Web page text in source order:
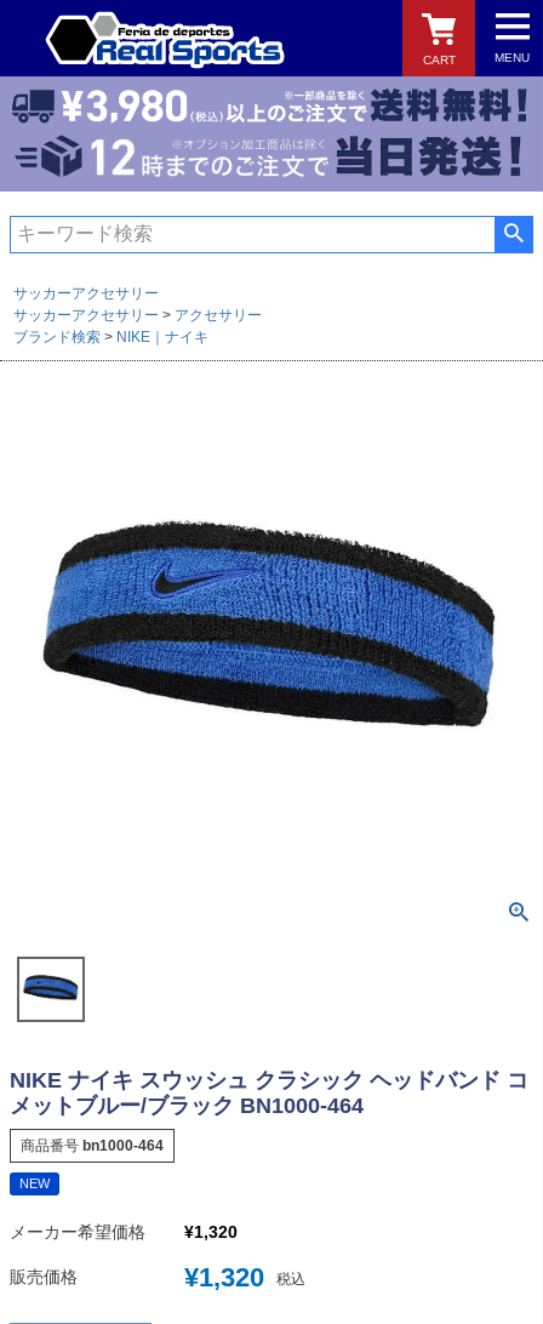
MENU
CART
検索
サッカーアクセサリー
サッカーアクセサリー
アクセサリー
ブランド検索
NIKE｜ナイキ
NIKE ナイキ スウッシュ クラシック ヘッドバンド コ
メットブルー/ブラック BN1000-464
商品番号 bn1000-464
NEW
メーカー希望価格 ¥1,320
販売価格 ¥1,320 税込